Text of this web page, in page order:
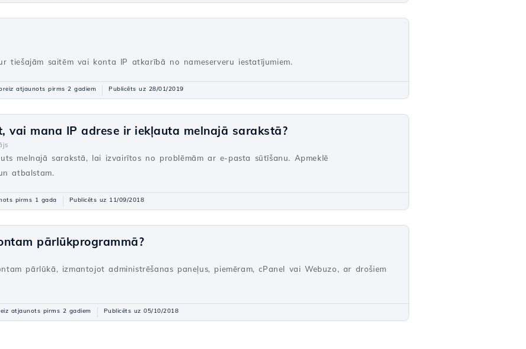
tiešajām saitēm vai konta IP atkarībā no nameserveru iestatījumiem.
atjaunots pirms 2 gadiem Publicēts uz 28/01/2019
vai mana IP adrese ir iekļauta melnajā sarakstā?
melnajā sarakstā, lai izvairītos no problēmām ar e-pasta sūtīšanu. Apmeklē
atbalstam.
pirms 1 gada Publicēts uz 11/09/2018
pārlūkprogrammā?
pārlūkā, izmantojot administrēšanas paneļus, piemēram, cPanel vai Webuzo, ar drošiem
atjaunots pirms 2 gadiem Publicēts uz 05/10/2018